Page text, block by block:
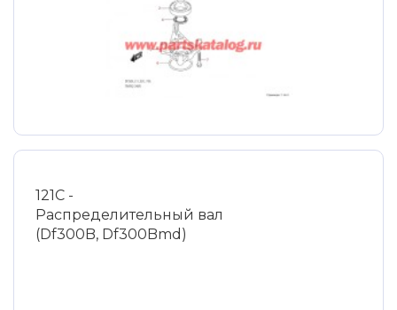
121C -
Распределительный вал
(Df300B, Df300Bmd)